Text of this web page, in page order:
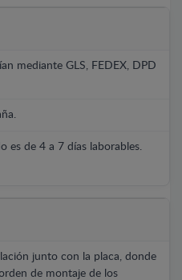
mediante GLS, FEDEX, DPD
es de 4 a 7 días laborables.
junto con la placa, donde
de montaje de los